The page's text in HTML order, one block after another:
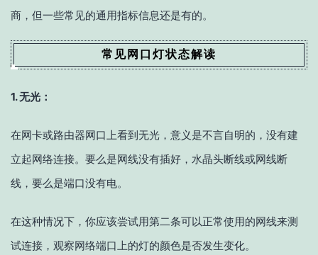
商，但一些常见的通用指标信息还是有的。
常见网口灯状态解读
1. 无光：
在网卡或路由器网口上看到无光，意义是不言自明的，没有建
立起网络连接。要么是网线没有插好，水晶头断线或网线断
线，要么是端口没有电。
在这种情况下，你应该尝试用第二条可以正常使用的网线来测
试连接，观察网络端口上的灯的颜色是否发生变化。